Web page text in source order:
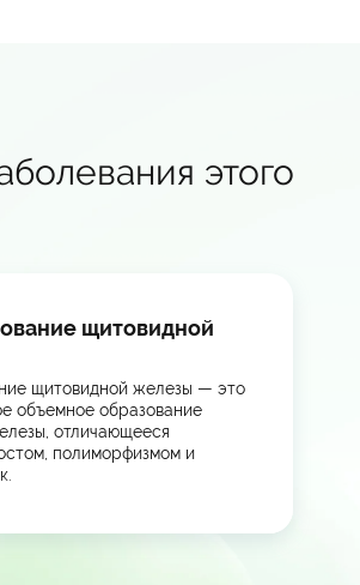
этого
щитовидной
щитовидной железы — это
объемное образование
отличающееся
полиморфизмом и